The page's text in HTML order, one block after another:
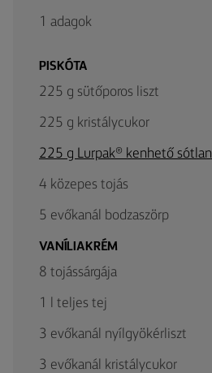
Magyarország
1 adagok
PISKÓTA
225 g sütőporos liszt
225 g kristálycukor
225 g Lurpak® kenhető sótlan
4 közepes tojás
5 evőkanál bodzaszörp
VANÍLIAKRÉM
8 tojássárgája
1 l teljes tej
3 evőkanál nyílgyökérliszt
3 evőkanál kristálycukor